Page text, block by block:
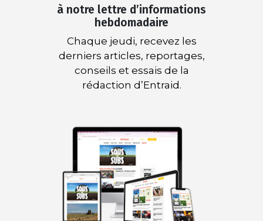
à notre lettre d’informations
hebdomadaire
Chaque jeudi, recevez les
derniers articles, reportages,
conseils et essais de la
rédaction d’Entraid.